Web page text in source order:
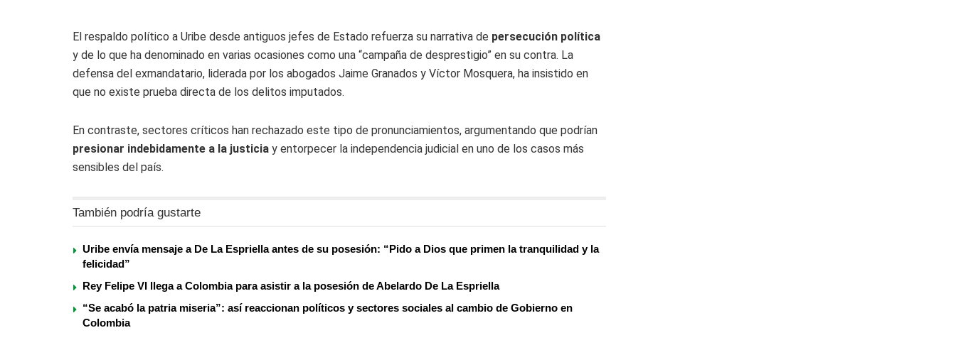
El respaldo político a Uribe desde antiguos jefes de Estado refuerza su narrativa de persecución política
y de lo que ha denominado en varias ocasiones como una “campaña de desprestigio” en su contra. La
defensa del exmandatario, liderada por los abogados Jaime Granados y Víctor Mosquera, ha insistido en
que no existe prueba directa de los delitos imputados.
En contraste, sectores críticos han rechazado este tipo de pronunciamientos, argumentando que podrían
presionar indebidamente a la justicia y entorpecer la independencia judicial en uno de los casos más
sensibles del país.
También podría gustarte
Uribe envía mensaje a De La Espriella antes de su posesión: “Pido a Dios que primen la tranquilidad y la
felicidad”
Rey Felipe VI llega a Colombia para asistir a la posesión de Abelardo De La Espriella
“Se acabó la patria miseria”: así reaccionan políticos y sectores sociales al cambio de Gobierno en
Colombia